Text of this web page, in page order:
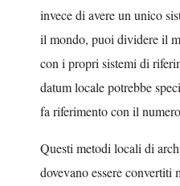
invece di avere un unico
il mondo, puoi dividere il
con i propri sistemi di
datum locale potrebbe
fa riferimento con il
Questi metodi locali di
dovevano essere convertiti